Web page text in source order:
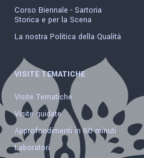
Corso Biennale - Sartoria
Storica e per la Scena
La nostra Politica della Qualità
VISITE TEMATICHE
Visite Tematiche
Visite guidate
Approfondimenti in 60 minuti
Laboratori